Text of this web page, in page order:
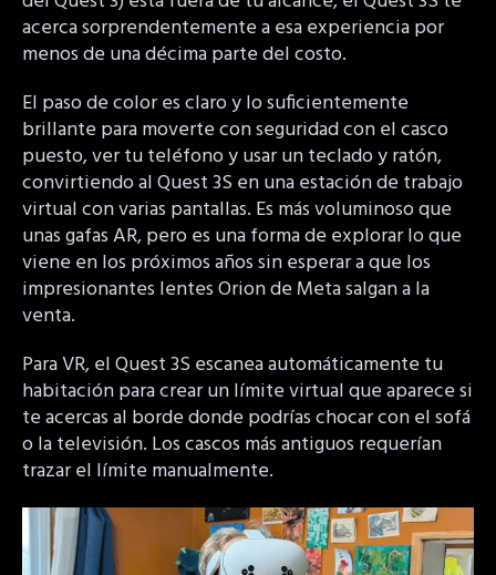
acerca sorprendentemente a esa experiencia por
menos de una décima parte del costo.
El paso de color es claro y lo suficientemente
brillante para moverte con seguridad con el casco
puesto, ver tu teléfono y usar un teclado y ratón,
convirtiendo al Quest 3S en una estación de trabajo
virtual con varias pantallas. Es más voluminoso que
unas gafas AR, pero es una forma de explorar lo que
viene en los próximos años sin esperar a que los
impresionantes lentes Orion de Meta salgan a la
venta.
Para VR, el Quest 3S escanea automáticamente tu
habitación para crear un límite virtual que aparece si
te acercas al borde donde podrías chocar con el sofá
o la televisión. Los cascos más antiguos requerían
trazar el límite manualmente.